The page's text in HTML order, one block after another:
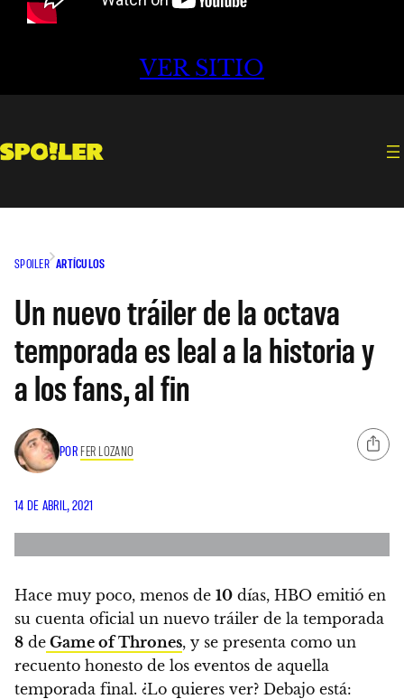
VER SITIO
SPOILER ARTÍCULOS
Un nuevo tráiler de la octava
temporada es leal a la historia y
a los fans, al fin
POR FER LOZANO
14 DE ABRIL, 2021
Hace muy poco, menos de 10 días, HBO emitió en
su cuenta oficial un nuevo tráiler de la temporada
8 de Game of Thrones, y se presenta como un
recuento honesto de los eventos de aquella
temporada final. ¿Lo quieres ver? Debajo está: